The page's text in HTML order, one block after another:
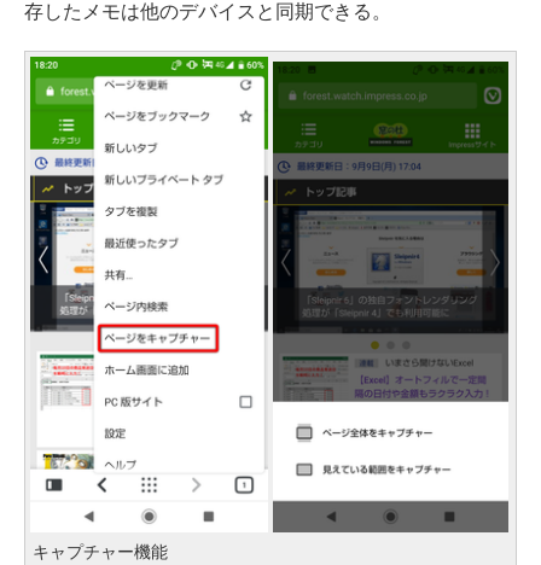
存したメモは他のデバイスと同期できる。
キャプチャー機能